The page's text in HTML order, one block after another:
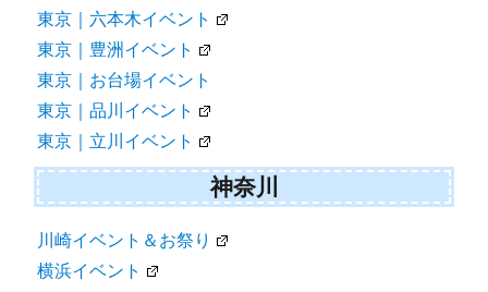
東京｜六本木イベント
東京｜豊洲イベント
東京｜お台場イベント
東京｜品川イベント
東京｜立川イベント
神奈川
川崎イベント＆お祭り
横浜イベント